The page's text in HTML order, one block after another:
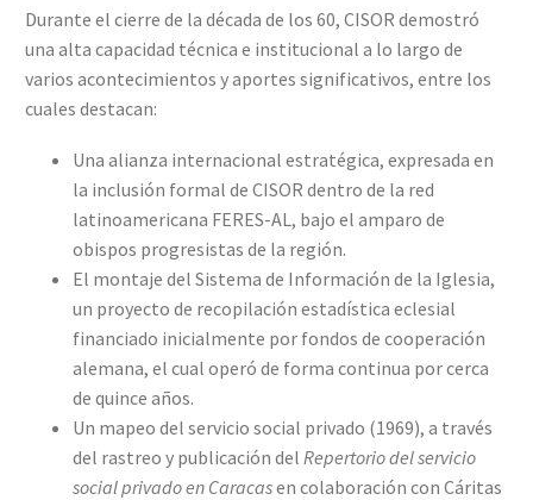
Durante el cierre de la década de los 60, CISOR demostró
una alta capacidad técnica e institucional a lo largo de
varios acontecimientos y aportes significativos, entre los
cuales destacan:
Una alianza internacional estratégica, expresada en
la inclusión formal de CISOR dentro de la red
latinoamericana FERES-AL, bajo el amparo de
obispos progresistas de la región.
El montaje del Sistema de Información de la Iglesia,
un proyecto de recopilación estadística eclesial
financiado inicialmente por fondos de cooperación
alemana, el cual operó de forma continua por cerca
de quince años.
Un mapeo del servicio social privado (1969), a través
del rastreo y publicación del Repertorio del servicio
social privado en Caracasen colaboración con Cáritas